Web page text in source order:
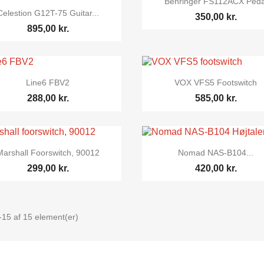
 Vis her
G12T-75 Guitar...
895,00 kr.
350,00 kr.
 Vis her
Line6 FBV2
288,00 kr.
 Vis her
VOX VFS5 Footswitch
585,00 kr.
 Vis her
Foorswitch, 90012
299,00 kr.
 Vis her
Nomad NAS-B104...
420,00 kr.
af 15 element(er)